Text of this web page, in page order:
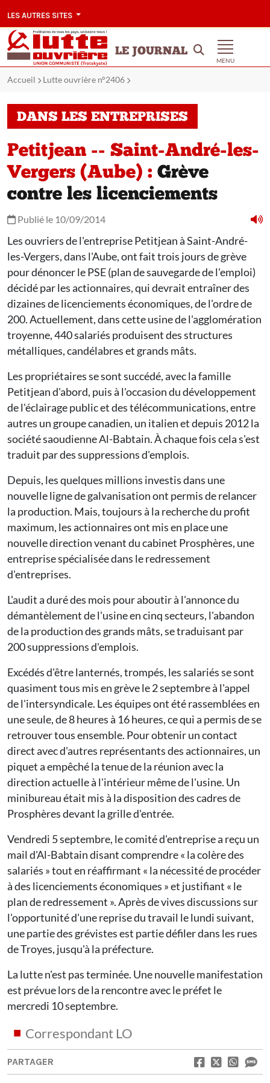
LES AUTRES SITES
LE JOURNAL
MENU
Accueil Lutte ouvrière n°2406
DANS LES ENTREPRISES
Petitjean -- Saint-André-les-
Vergers (Aube) : Grève
contre les licenciements
Publié le 10/09/2014
Les ouvriers de l'entreprise Petitjean à Saint-André-
les-Vergers, dans l'Aube, ont fait trois jours de grève
pour dénoncer le PSE (plan de sauvegarde de l'emploi)
décidé par les actionnaires, qui devrait entraîner des
dizaines de licenciements économiques, de l'ordre de
200. Actuellement, dans cette usine de l'agglomération
troyenne, 440 salariés produisent des structures
métalliques, candélabres et grands mâts.
Les propriétaires se sont succédé, avec la famille
Petitjean d'abord, puis à l'occasion du développement
de l'éclairage public et des télécommunications, entre
autres un groupe canadien, un italien et depuis 2012 la
société saoudienne Al-Babtain. À chaque fois cela s'est
traduit par des suppressions d'emplois.
Depuis, les quelques millions investis dans une
nouvelle ligne de galvanisation ont permis de relancer
la production. Mais, toujours à la recherche du profit
maximum, les actionnaires ont mis en place une
nouvelle direction venant du cabinet Prosphères, une
entreprise spécialisée dans le redressement
d'entreprises.
L'audit a duré des mois pour aboutir à l'annonce du
démantèlement de l'usine en cinq secteurs, l'abandon
de la production des grands mâts, se traduisant par
200 suppressions d'emplois.
Excédés d'être lanternés, trompés, les salariés se sont
quasiment tous mis en grève le 2 septembre à l'appel
de l'intersyndicale. Les équipes ont été rassemblées en
une seule, de 8 heures à 16 heures, ce qui a permis de se
retrouver tous ensemble. Pour obtenir un contact
direct avec d'autres représentants des actionnaires, un
piquet a empêché la tenue de la réunion avec la
direction actuelle à l'intérieur même de l'usine. Un
minibureau était mis à la disposition des cadres de
Prosphères devant la grille d'entrée.
Vendredi 5 septembre, le comité d'entreprise a reçu un
mail d'Al-Babtain disant comprendre « la colère des
salariés » tout en réaffirmant « la nécessité de procéder
à des licenciements économiques » et justifiant « le
plan de redressement ». Après de vives discussions sur
l'opportunité d'une reprise du travail le lundi suivant,
une partie des grévistes est partie défiler dans les rues
de Troyes, jusqu'à la préfecture.
La lutte n'est pas terminée. Une nouvelle manifestation
est prévue lors de la rencontre avec le préfet le
mercredi 10 septembre.
Correspondant LO
PARTAGER